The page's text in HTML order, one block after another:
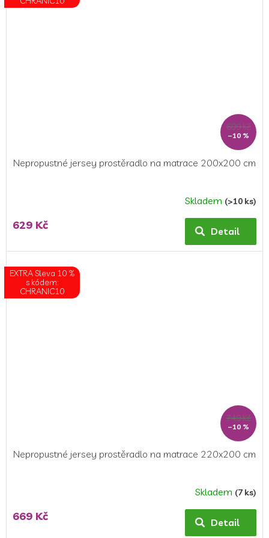
hvězdiček.
699 Kč
–10 %
Nepropustné jersey prostěradlo na matrace 200x200 cm
Skladem (>10 ks)
629 Kč Detail
EXTRA Sleva 10 %
s kódem:
CHRANIC10
749 Kč
–10 %
Nepropustné jersey prostěradlo na matrace 220x200 cm
produktu
Skladem (7 ks)
669 Kč Detail